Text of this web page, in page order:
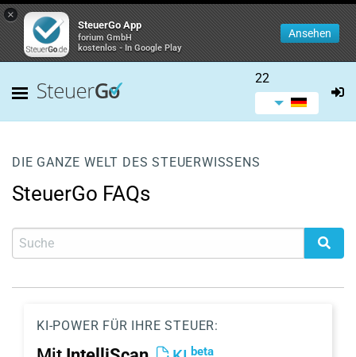
×
SteuerGo App
forium GmbH
kostenlos - In Google Play
Ansehen
22
DIE GANZE WELT DES STEUERWISSENS
SteuerGo FAQs
KI-POWER FÜR IHRE STEUER:
beta